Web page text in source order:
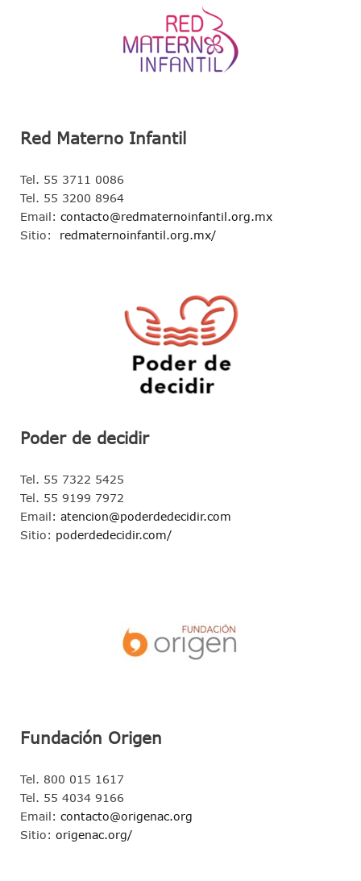
Red Materno Infantil
Tel. 55 3711 0086
Tel. 55 3200 8964
Email: contacto@redmaternoinfantil.org.mx
Sitio: redmaternoinfantil.org.mx/
Poder de decidir
Tel. 55 7322 5425
Tel. 55 9199 7972
Email: atencion@poderdedecidir.com
Sitio: poderdedecidir.com/
Fundación Origen
Tel. 800 015 1617
Tel. 55 4034 9166
Email: contacto@origenac.org
Sitio: origenac.org/